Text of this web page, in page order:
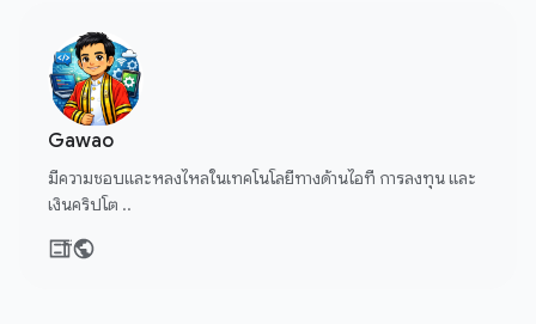
Gawao
มีความชอบและหลงไหลในเทคโนโลยีทางด้านไอที การลงทุน และ
เงินคริปโต ..